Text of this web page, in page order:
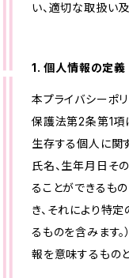
い、適切な取扱い
1. 個人情報の定義
本プライバシーポ
保護法第2条第1項
生存する個人に関
氏名、生年月日そ
ることができるも
き、それにより特
るものを含みます
報を意味するものと